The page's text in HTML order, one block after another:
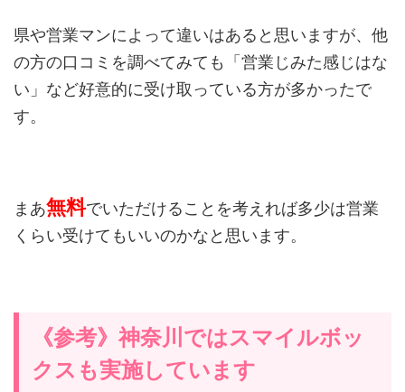
県や営業マンによって違いはあると思いますが、他
の方の口コミを調べてみても「営業じみた感じはな
い」など好意的に受け取っている方が多かったで
す。
まあ無料でいただけることを考えれば多少は営業
くらい受けてもいいのかなと思います。
《参考》神奈川ではスマイルボッ
クスも実施しています